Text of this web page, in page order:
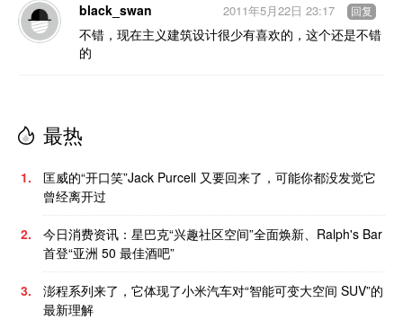
black_swan
不错，现在主义建筑设计很少有喜欢的，这个还是不错
的
2011年5月22日 23:17 回复
最热
1.
匡威的“开口笑”Jack Purcell 又要回来了，可能你都没发觉它
曾经离开过
2.
今日消费资讯：星巴克“兴趣社区空间”全面焕新、Ralph's Bar
首登“亚洲 50 最佳酒吧”
3.
澎程系列来了，它体现了小米汽车对“智能可变大空间 SUV”的
最新理解